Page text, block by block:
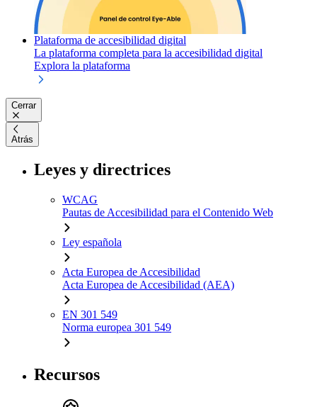
Plataforma de accesibilidad digital
La plataforma completa para la accesibilidad digital
Explora la plataforma
Cerrar
Atrás
Leyes y directrices
WCAG
Pautas de Accesibilidad para el Contenido Web
Ley española
Acta Europea de Accesibilidad
Acta Europea de Accesibilidad (AEA)
EN 301 549
Norma europea 301 549
Recursos